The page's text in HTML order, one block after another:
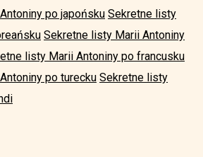
po japońsku Sekretne listy
Sekretne listy Marii Antoniny
listy Marii Antoniny po francusku
po turecku Sekretne listy